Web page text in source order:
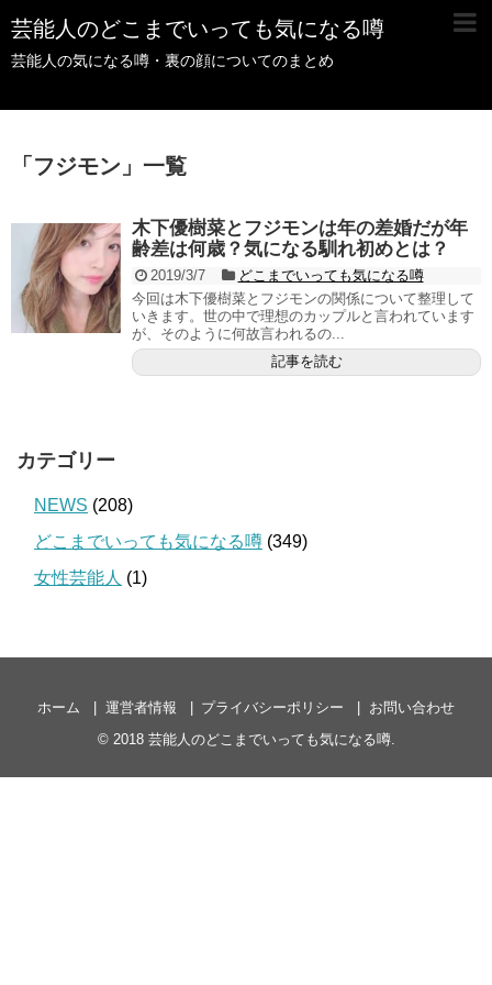
芸能人のどこまでいっても気になる噂
芸能人の気になる噂・裏の顔についてのまとめ
「 フジモン 」 一覧
木下優樹菜とフジモンは年の差婚だが年
齢差は何歳？気になる馴れ初めとは？
2019/3/7
どこまでいっても気になる噂
今回は木下優樹菜とフジモンの関係について整理して
いきます。世の中で理想のカップルと言われています
が、そのように何故言われるの...
記事を読む
カテゴリー
NEWS (208)
どこまでいっても気になる噂 (349)
女性芸能人 (1)
ホーム 運営者情報 プライバシーポリシー
お問い合わせ
© 2018 芸能人のどこまでいっても気になる噂.